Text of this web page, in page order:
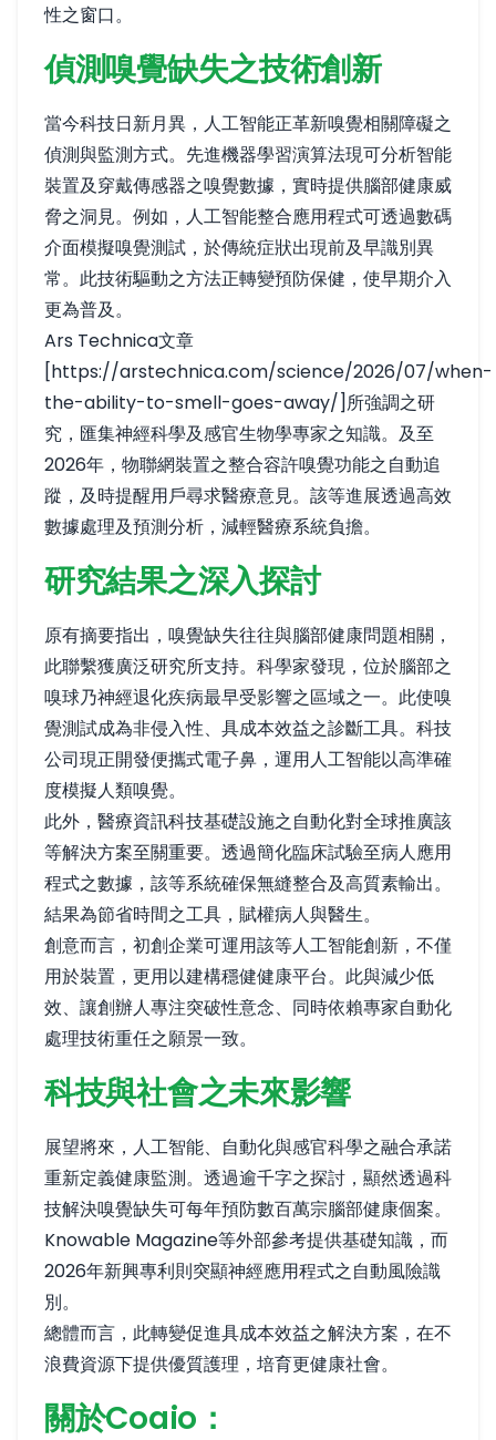
性之窗口。
偵測嗅覺缺失之技術創新
當今科技日新月異，人工智能正革新嗅覺相關障礙之
偵測與監測方式。先進機器學習演算法現可分析智能
裝置及穿戴傳感器之嗅覺數據，實時提供腦部健康威
脅之洞見。例如，人工智能整合應用程式可透過數碼
介面模擬嗅覺測試，於傳統症狀出現前及早識別異
常。此技術驅動之方法正轉變預防保健，使早期介入
更為普及。
Ars Technica文章
[https://arstechnica.com/science/2026/07/when-
the-ability-to-smell-goes-away/]所強調之研
究，匯集神經科學及感官生物學專家之知識。及至
2026年，物聯網裝置之整合容許嗅覺功能之自動追
蹤，及時提醒用戶尋求醫療意見。該等進展透過高效
數據處理及預測分析，減輕醫療系統負擔。
研究結果之深入探討
原有摘要指出，嗅覺缺失往往與腦部健康問題相關，
此聯繫獲廣泛研究所支持。科學家發現，位於腦部之
嗅球乃神經退化疾病最早受影響之區域之一。此使嗅
覺測試成為非侵入性、具成本效益之診斷工具。科技
公司現正開發便攜式電子鼻，運用人工智能以高準確
度模擬人類嗅覺。
此外，醫療資訊科技基礎設施之自動化對全球推廣該
等解決方案至關重要。透過簡化臨床試驗至病人應用
程式之數據，該等系統確保無縫整合及高質素輸出。
結果為節省時間之工具，賦權病人與醫生。
創意而言，初創企業可運用該等人工智能創新，不僅
用於裝置，更用以建構穩健健康平台。此與減少低
效、讓創辦人專注突破性意念、同時依賴專家自動化
處理技術重任之願景一致。
科技與社會之未來影響
展望將來，人工智能、自動化與感官科學之融合承諾
重新定義健康監測。透過逾千字之探討，顯然透過科
技解決嗅覺缺失可每年預防數百萬宗腦部健康個案。
Knowable Magazine等外部參考提供基礎知識，而
2026年新興專利則突顯神經應用程式之自動風險識
別。
總體而言，此轉變促進具成本效益之解決方案，在不
浪費資源下提供優質護理，培育更健康社會。
關於Coaio：